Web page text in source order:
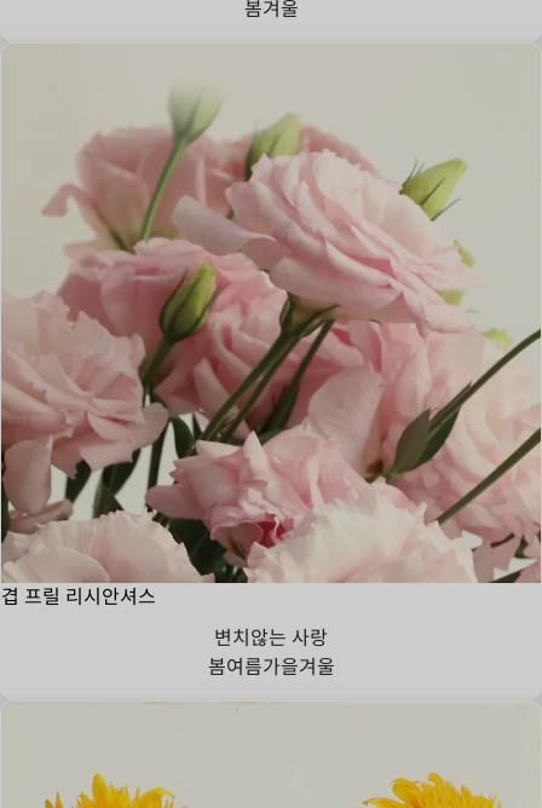
봄겨울
겹 프릴 리시안셔스
변치않는 사랑
봄여름가을겨울